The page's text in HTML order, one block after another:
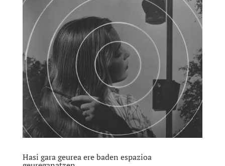
Hasi gara geurea ere baden espazioa